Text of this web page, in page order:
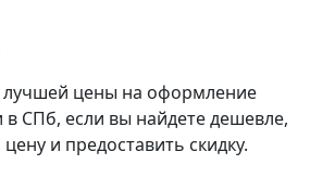
цены на оформление
СПб, если вы найдете дешевле,
и предоставить скидку.